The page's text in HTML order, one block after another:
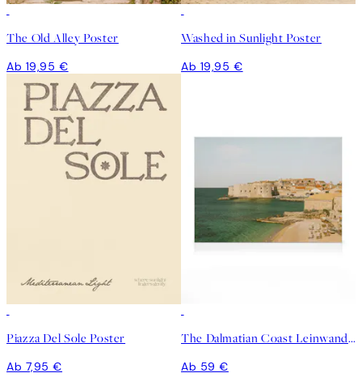
The Old Alley Poster
Ab 19,95 €
Washed in Sunlight Poster
Ab 19,95 €
Piazza Del Sole Poster
Ab 7,95 €
The Dalmatian Coast Leinwandbild
Ab 59 €